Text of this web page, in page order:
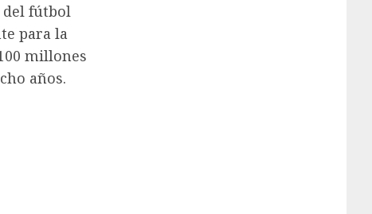
del fútbol
para la
millones
años.